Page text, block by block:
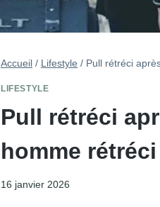
Accueil / Lifestyle / Pull rétréci
LIFESTYLE
Pull rétréci
homme
16 janvier 2026